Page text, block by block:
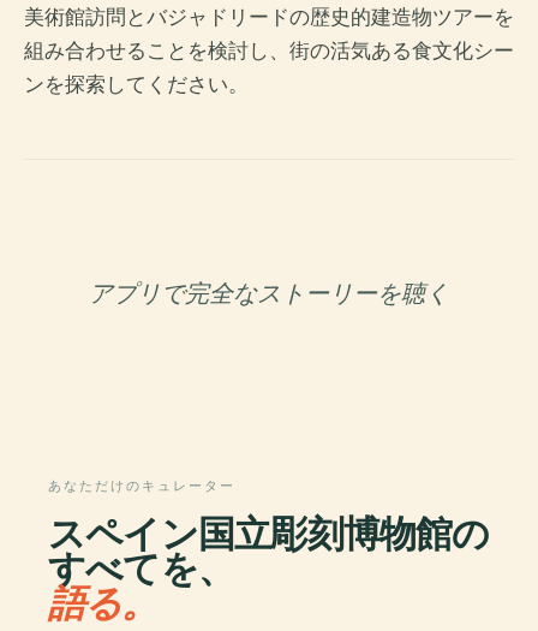
美術館訪問とバジャドリードの歴史的建造物ツアーを
組み合わせることを検討し、街の活気ある食文化シー
ンを探索してください。
アプリで完全なストーリーを聴く
あなただけのキュレーター
スペイン国立彫刻博物館の
すべてを、
語る。